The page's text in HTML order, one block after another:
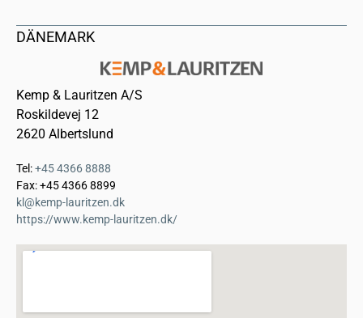
DÄNEMARK
Kemp & Lauritzen A/S
Roskildevej 12
2620 Albertslund
Tel:+45 4366 8888
Fax: +45 4366 8899
kl@kemp-lauritzen.dk
https://www.kemp-lauritzen.dk/